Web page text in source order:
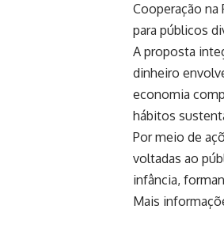
Cooperação na
para públicos
A proposta
dinheiro
economia
hábitos
Por meio de
voltadas ao
infância,
Mais